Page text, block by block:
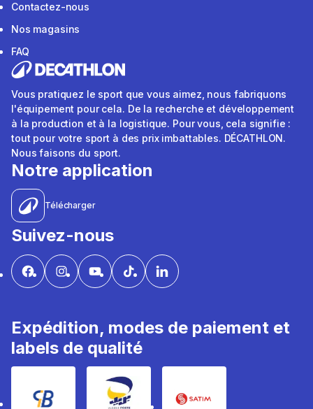
Contactez-nous
Nos magasins
FAQ
Vous pratiquez le sport que vous aimez, nous fabriquons
l'équipement pour cela. De la recherche et développement
à la production et à la logistique. Pour vous, cela signifie :
tout pour votre sport à des prix imbattables. DÉCATHLON.
Nous faisons du sport.
Notre application
Télécharger
Suivez-nous
Expédition, modes de paiement et
labels de qualité